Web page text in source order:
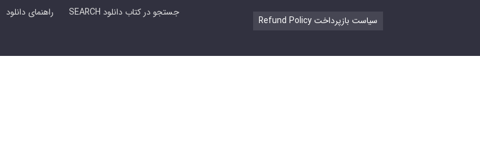
راهنمای دانلود SEARCH جستجو در کتاب دانلود
Refund Policy سیاست بازپرداخت